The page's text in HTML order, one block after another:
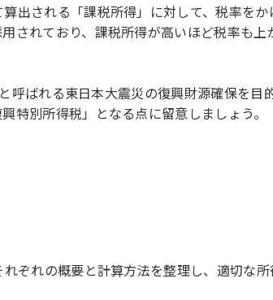
出される「課税所得」に対して、税率をか
されており、課税所得が高いほど税率も上
呼ばれる東日本大震災の復興財源確保を目
特別所得税」となる点に留意しましょう。
ぞれの概要と計算方法を整理し、適切な